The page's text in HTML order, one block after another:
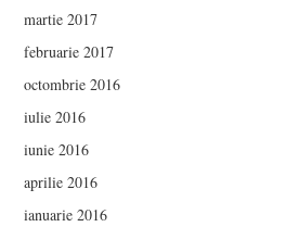
martie 2017
februarie 2017
octombrie 2016
iulie 2016
iunie 2016
aprilie 2016
ianuarie 2016